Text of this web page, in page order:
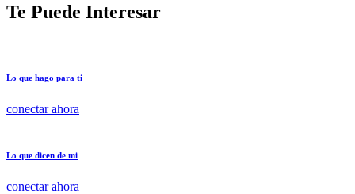
Te Puede Interesar
Lo que hago para ti
conectar ahora
Lo que dicen de mi
conectar ahora